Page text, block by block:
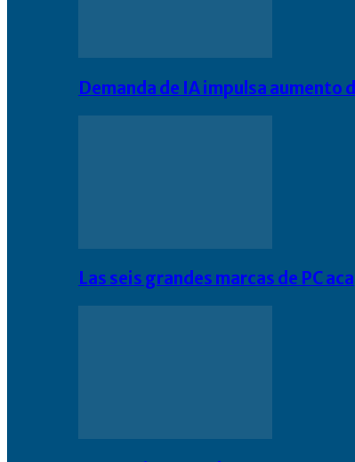
Demanda de IA impulsa aumento
Las seis grandes marcas de PC